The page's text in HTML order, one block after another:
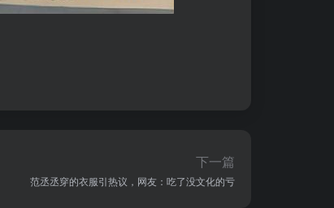
下一篇
范丞丞穿的衣服引热议，网友：吃了没文化的亏